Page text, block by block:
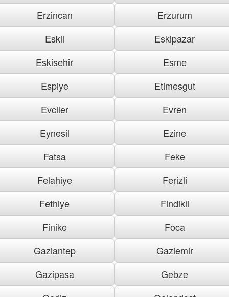
Erzincan
Erzurum
Eskil
Eskipazar
Eskisehir
Esme
Espiye
Etimesgut
Evciler
Evren
Eynesil
Ezine
Fatsa
Feke
Felahiye
Ferizli
Fethiye
Findikli
Finike
Foca
Gaziantep
Gaziemir
Gazipasa
Gebze